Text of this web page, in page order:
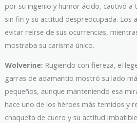
por su ingenio y humor ácido, cautivó a
sin fin y su actitud despreocupada. Los
evitar reírse de sus ocurrencias,
mostraba su carisma único.
Wolverine: Rugiendo con fiereza, el
garras de adamantio mostró su lado
pequeños, aunque manteniendo esa
hace uno de los héroes más temidos y
chaqueta de cuero y su actitud